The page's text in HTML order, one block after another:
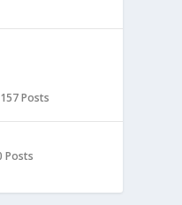
157 Posts
Posts